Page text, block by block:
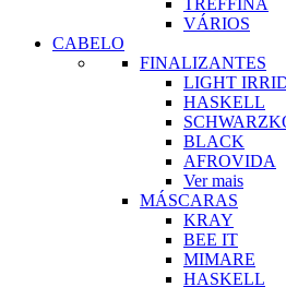
VÁRIOS
CABELO
FINALIZANTES
LIGHT
HASKELL
BLACK
AFROVIDA
Ver mais
MÁSCARAS
KRAY
BEE IT
MIMARE
HASKELL